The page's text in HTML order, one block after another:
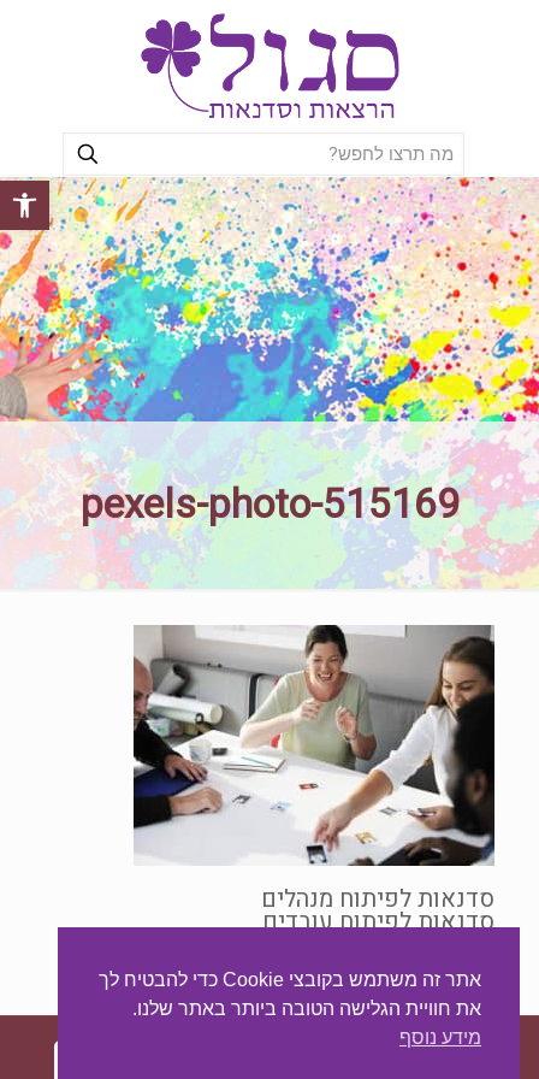
פתח
pexels-photo-515169
סדנאות לפיתוח מנהלים
סדנאות לפיתוח עובדים
סדנאות
אתר זה משתמש בקובצי Cookie כדי להבטיח לך
את חוויית הגלישה הטובה ביותר באתר שלנו.
מידע נוסף